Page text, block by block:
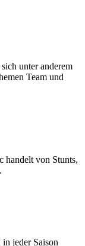
unter anderem
Team und
handelt von Stunts,
jeder Saison